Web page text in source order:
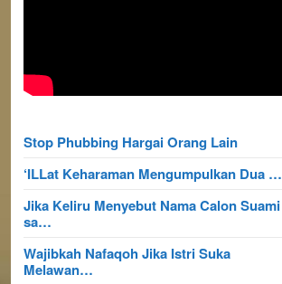
Stop Phubbing Hargai Orang Lain
‘ILLat Keharaman Mengumpulkan Dua …
Jika Keliru Menyebut Nama Calon Suami
sa…
Wajibkah Nafaqoh Jika Istri Suka
Melawan…